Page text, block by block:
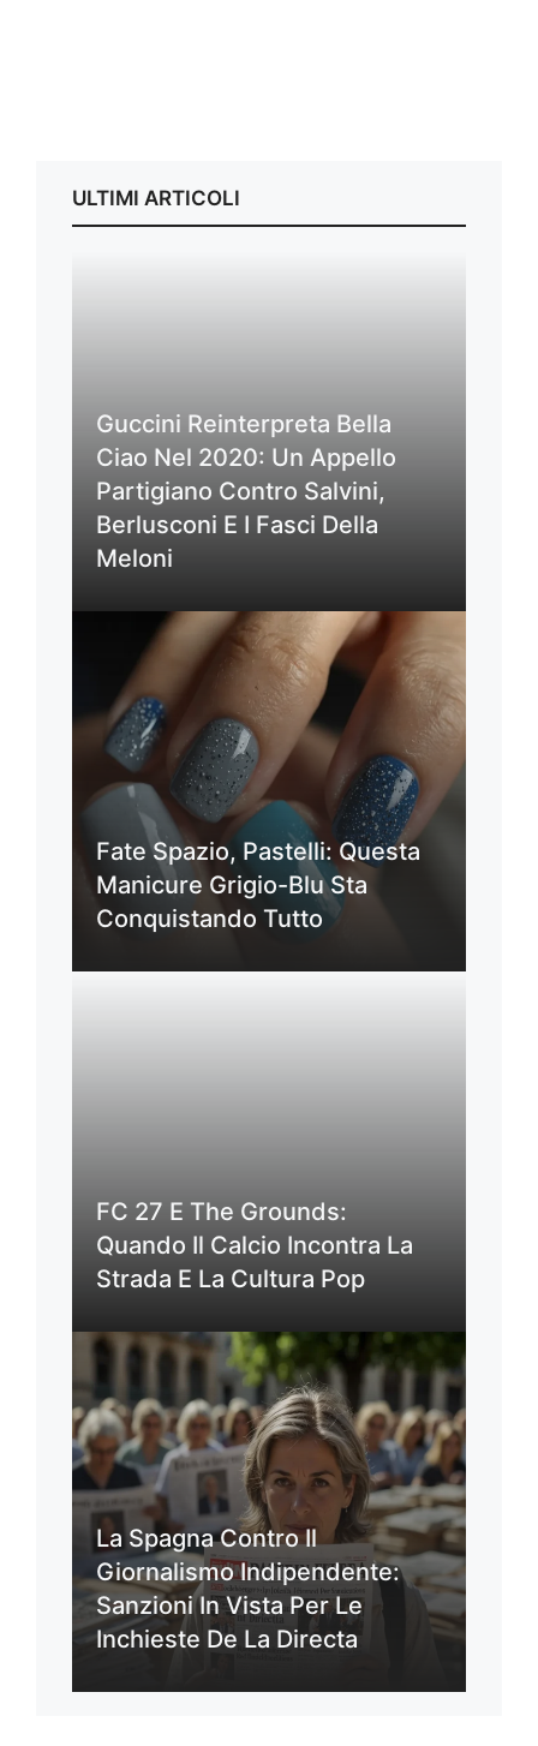
ULTIMI ARTICOLI
Guccini Reinterpreta Bella
Ciao Nel 2020: Un Appello
Partigiano Contro Salvini,
Berlusconi E I Fasci Della
Meloni
Fate Spazio, Pastelli: Questa
Manicure Grigio-Blu Sta
Conquistando Tutto
FC 27 E The Grounds:
Quando Il Calcio Incontra La
Strada E La Cultura Pop
La Spagna Contro Il
Giornalismo Indipendente:
Sanzioni In Vista Per Le
Inchieste De La Directa